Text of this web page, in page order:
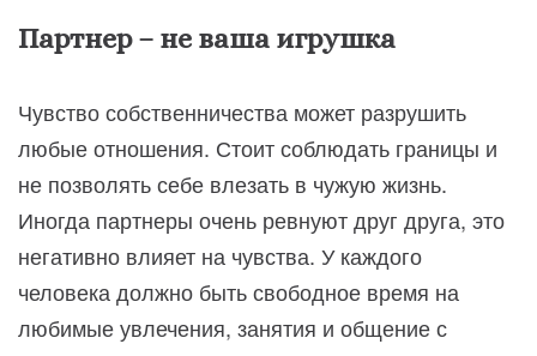
Партнер – не ваша игрушка
Чувство собственничества может разрушить
любые отношения. Стоит соблюдать границы и
не позволять себе влезать в чужую жизнь.
Иногда партнеры очень ревнуют друг друга, это
негативно влияет на чувства. У каждого
человека должно быть свободное время на
любимые увлечения, занятия и общение с